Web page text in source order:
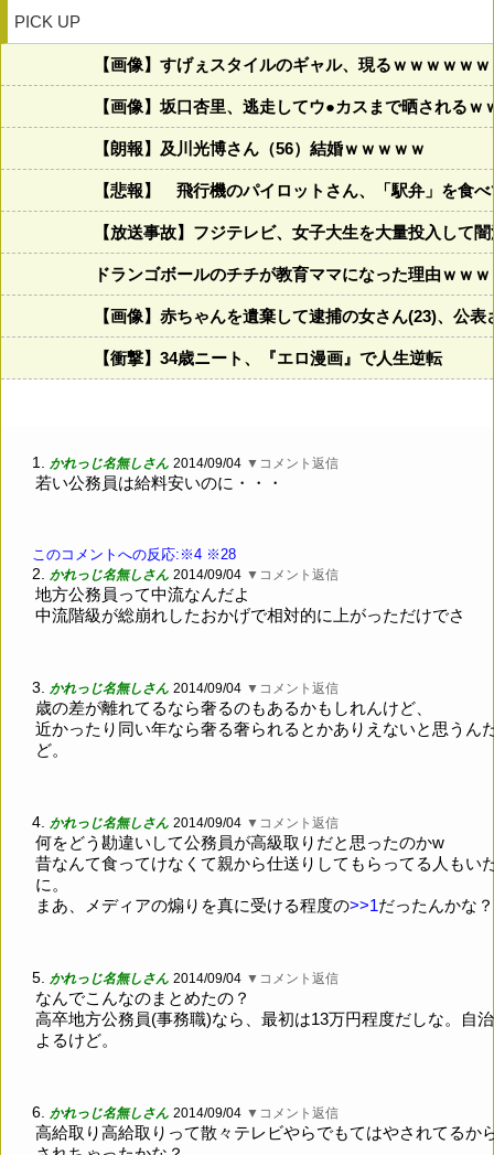
PICK UP
【画像】すげぇスタイルのギャル、現るｗｗｗｗｗ
【画像】坂口杏里、逃走してウ●カスまで晒されるｗ
【朗報】及川光博さん（56）結婚ｗｗｗｗｗ
【悲報】 飛行機のパイロットさん、「駅弁」を食
【放送事故】フジテレビ、女子大生を大量投入して
ドランゴボールのチチが教育ママになった理由ｗｗ
【画像】赤ちゃんを遺棄して逮捕の女さん(23)、公
【衝撃】34歳ニート、『エロ漫画』で人生逆転
1. かれっじ名無しさん 2014/09/04 ▼コメント返信
若い公務員は給料安いのに・・・
このコメントへの反応:※4 ※28
2. かれっじ名無しさん 2014/09/04 ▼コメント返信
地方公務員って中流なんだよ
中流階級が総崩れしたおかげで相対的に上がっただけでさ
3. かれっじ名無しさん 2014/09/04 ▼コメント返信
歳の差が離れてるなら奢るのもあるかもしれんけど、
近かったり同い年なら奢る奢られるとかありえないと思うん
ど。
4. かれっじ名無しさん 2014/09/04 ▼コメント返信
何をどう勘違いして公務員が高級取りだと思ったのかw
昔なんて食ってけなくて親から仕送りしてもらってる人もい
に。
まあ、メディアの煽りを真に受ける程度の>>1だったんかな？
5. かれっじ名無しさん 2014/09/04 ▼コメント返信
なんでこんなのまとめたの？
高卒地方公務員(事務職)なら、最初は13万円程度だしな。自
よるけど。
6. かれっじ名無しさん 2014/09/04 ▼コメント返信
高給取り高給取りって散々テレビやらでもてはやされてるか